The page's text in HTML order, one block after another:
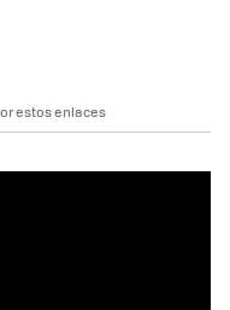
estos enlaces